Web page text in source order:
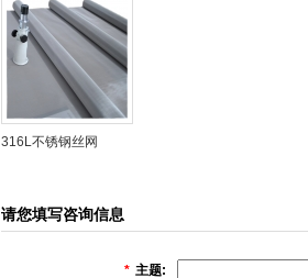
316L不锈钢丝网
请您填写咨询信息
* 主题: